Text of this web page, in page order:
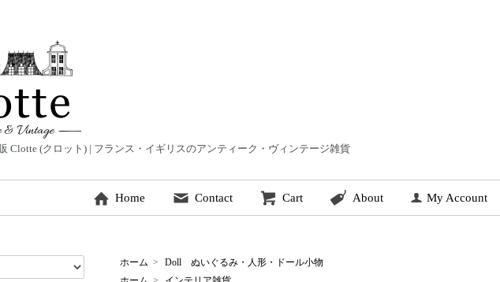
Clotte (クロット) | フランス・イギリスのアンティーク・ヴィンテージ雑貨
Home Contact Cart About My Account
ホーム >
Doll ぬいぐるみ・人形・ドール小物